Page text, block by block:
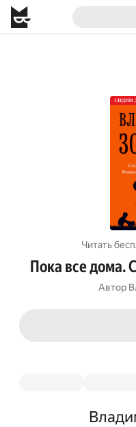
Читать
Пока все дома.
Автор